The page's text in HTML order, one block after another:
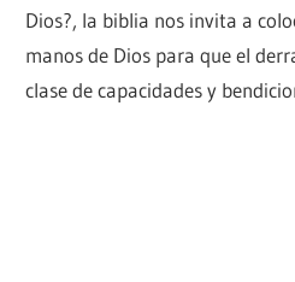
Dios?, la biblia nos invita a
manos de Dios para que el
clase de capacidades y